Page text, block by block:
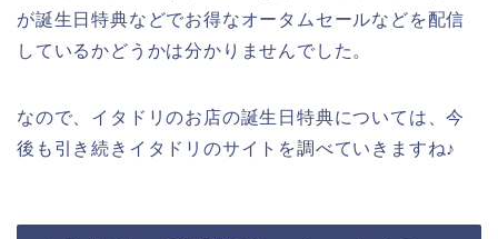
が誕生日特典などでお得なオータムセールなどを配信
しているかどうかは分かりませんでした。
なので、イタドリのお店の誕生日特典については、今
後も引き続きイタドリのサイトを調べていきますね♪